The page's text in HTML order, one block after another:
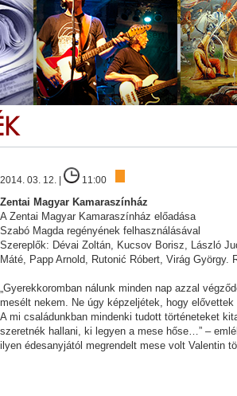
2014. 03. 12. | 11:00
Zentai Magyar Kamaraszínház
A Zentai Magyar Kamaraszínház előadása
Szabó Magda regényének felhasználásával
Szereplők: Dévai Zoltán, Kucsov Borisz, László
Máté, Papp Arnold, Rutonić Róbert, Virág György.
„Gyerekkoromban nálunk minden nap azzal
mesélt nekem. Ne úgy képzeljétek, hogy
A mi családunkban mindenki tudott történeteket
szeretnék hallani, ki legyen a mese hőse…” –
ilyen édesanyjától megrendelt mese volt Valentin